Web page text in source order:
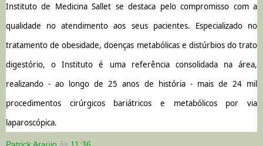
Instituto de Medicina Sallet se destaca pelo compromisso com a
qualidade no atendimento aos seus pacientes. Especializado no
tratamento de obesidade, doenças metabólicas e distúrbios do trato
digestório, o Instituto é uma referência consolidada na área,
realizando - ao longo de 25 anos de história - mais de 24 mil
procedimentos cirúrgicos bariátricos e metabólicos por via
laparoscópica.
Patrick Araújo às 11:36